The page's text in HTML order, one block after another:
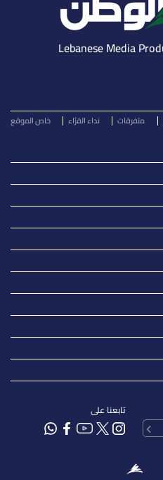
متفرقات نداء القرّاء خاص الموقع
تابعنا على